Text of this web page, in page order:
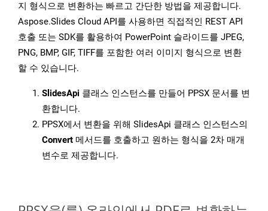
지 형식으로 변환하는 빠르고 간단한 방법을 제공합니다.
Aspose.Slides Cloud API를 사용하면 직접적인 REST API
호출 또는 SDK를 활용하여 PowerPoint 슬라이드를 JPEG,
PNG, BMP, GIF, TIFF를 포함한 여러 이미지 형식으로 변환
할 수 있습니다.
SlidesApi 클래스 인스턴스를 만들어 PPSX 문서를 변
환합니다.
PPSX에서 변환을 위해 SlidesApi 클래스 인스턴스의
Convert 메서드를 호출하고 원하는 형식을 2차 매개
변수로 제공합니다.